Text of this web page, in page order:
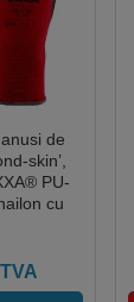
de
skin’,
PU-
cu
12